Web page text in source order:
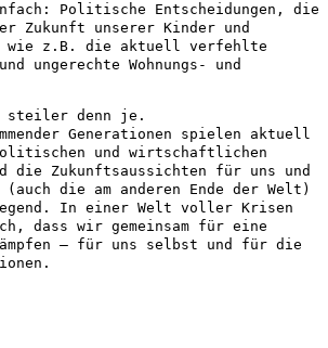
Politische Entscheidungen, die
Zukunft unserer Kinder und
wie z.B. die aktuell verfehlte
ungerechte Wohnungs- und
steiler denn je.
Generationen spielen aktuell
und wirtschaftlichen
die Zukunftsaussichten für uns und
(auch die am anderen Ende der Welt)
In einer Welt voller Krisen
dass wir gemeinsam für eine
– für uns selbst und für die